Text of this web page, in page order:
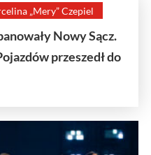
„Mery” Czepiel
Nowy Sącz.
przeszedł do